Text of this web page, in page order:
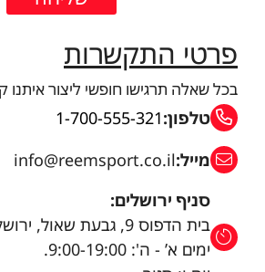
פרטי התקשרות
בכל שאלה תרגישו חופשי ליצור
טלפון:1-700-555-321
מייל:info@reemsport.co.il
סניף ירושלים:
בית הדפוס 9, גבעת שאול, ירושלים - חניה חינם
ימים א’ - ה': 9:00-19:00.